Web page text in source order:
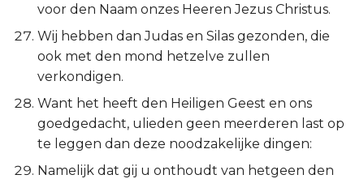
voor den Naam onzes Heeren Jezus Christus.
Wij hebben dan Judas en Silas gezonden, die
ook met den mond hetzelve zullen
verkondigen.
Want het heeft den Heiligen Geest en ons
goedgedacht, ulieden geen meerderen last op
te leggen dan deze noodzakelijke dingen:
Namelijk dat gij u onthoudt van hetgeen den